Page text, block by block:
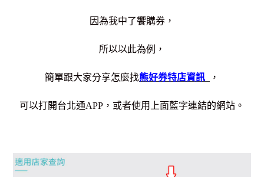
因為我中了饗購券，
所以以此為例，
簡單跟大家分享怎麼找熊好券特店資訊 ，
可以打開台北通APP，或者使用上面藍字連結的網站。